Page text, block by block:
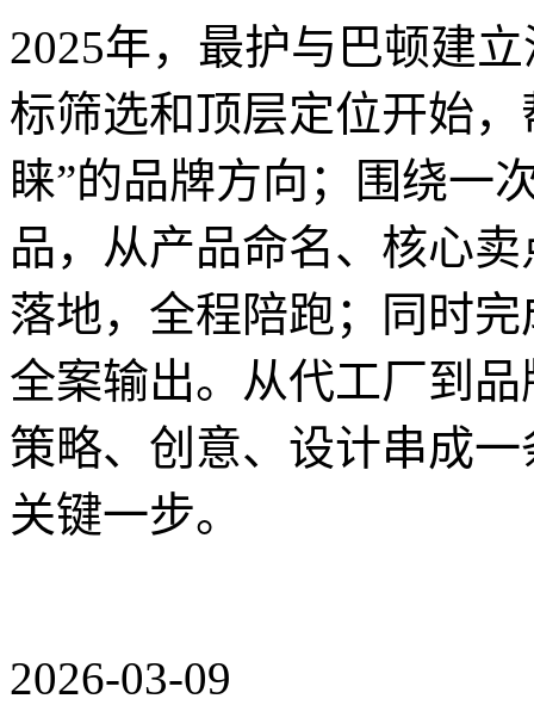
2025年，最护与巴顿建
标筛选和顶层定位开始
睐”的品牌方向；围绕一
品，从产品命名、核心
落地，全程陪跑；同时
全案输出。从代工厂到
策略、创意、设计串成
关键一步。
2026-03-09